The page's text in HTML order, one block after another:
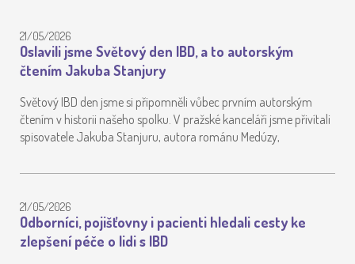
21/05/2026
Oslavili jsme Světový den IBD, a to autorským
čtením Jakuba Stanjury
Světový IBD den jsme si připomněli vůbec prvním autorským
čtením v historii našeho spolku. V pražské kanceláři jsme přivítali
spisovatele Jakuba Stanjuru, autora románu Medúzy,
21/05/2026
Odborníci, pojišťovny i pacienti hledali cesty ke
zlepšení péče o lidi s IBD